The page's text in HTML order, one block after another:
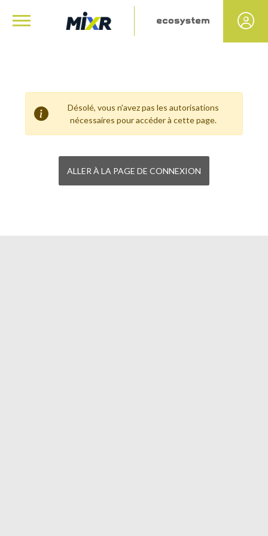
Désolé, vous n'avez pas les autorisations
nécessaires pour accéder à cette page.
ALLER À LA PAGE DE CONNEXION